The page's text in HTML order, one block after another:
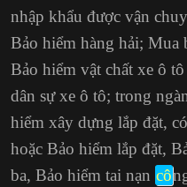
nhập khẩu được vận
Bảo hiểm hàng hải; Mua
Bảo hiểm vật chất xe ô
dân sự xe ô tô; trong
hiểm xây dựng lắp đặt,
hoặc Bảo hiểm lắp đặt,
ba, Bảo hiểm tai nạn cô